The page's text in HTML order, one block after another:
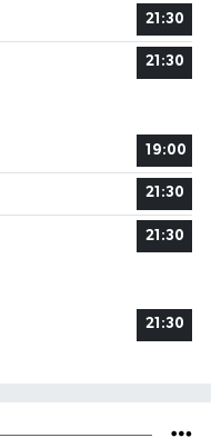
21:30
21:30
19:00
21:30
21:30
21:30